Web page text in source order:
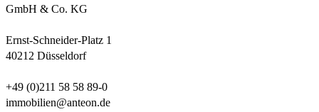
GmbH & Co. KG
Ernst-Schneider-Platz 1
40212 Düsseldorf
+49 (0)211 58 58 89-0
immobilien@anteon.de